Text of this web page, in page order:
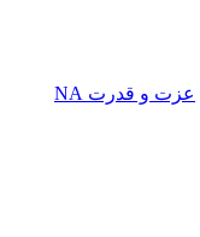
عزت و قدرت NA